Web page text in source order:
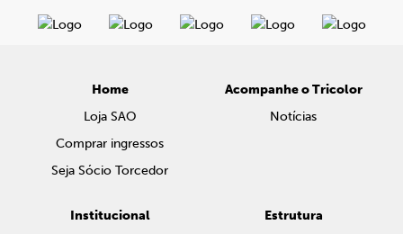
Home
Loja SAO
Comprar ingressos
Seja Sócio Torcedor
Acompanhe o Tricolor
Notícias
Institucional
Estrutura